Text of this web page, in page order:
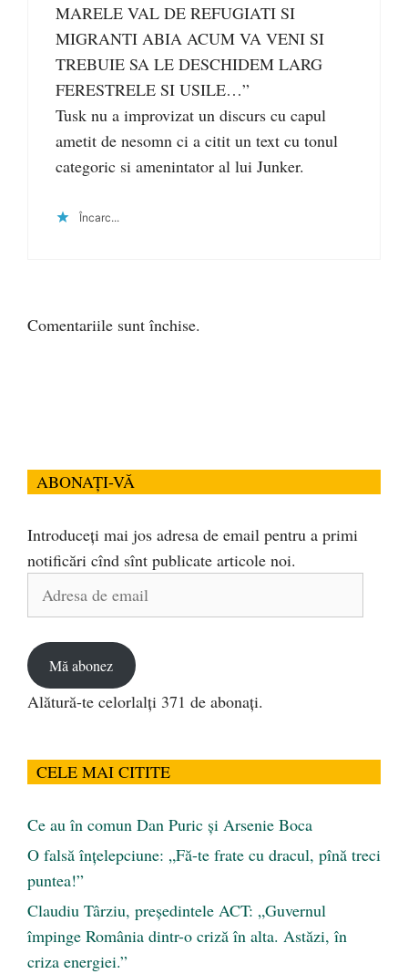
MARELE VAL DE REFUGIATI SI
MIGRANTI ABIA ACUM VA VENI SI
TREBUIE SA LE DESCHIDEM LARG
FERESTRELE SI USILE…”
Tusk nu a improvizat un discurs cu capul
ametit de nesomn ci a citit un text cu tonul
categoric si amenintator al lui Junker.
Încarc...
Comentariile sunt închise.
ABONAȚI-VĂ
Introduceți mai jos adresa de email pentru a primi
notificări cînd sînt publicate articole noi.
Adresa
Mă abonez
Alătură-te celorlalți 371 de abonați.
CELE MAI CITITE
Ce au în comun Dan Puric şi Arsenie Boca
O falsă înțelepciune: „Fă-te frate cu dracul, pînă treci
puntea!”
Claudiu Târziu, președintele ACT: „Guvernul
împinge România dintr-o criză în alta. Astăzi, în
criza energiei.”